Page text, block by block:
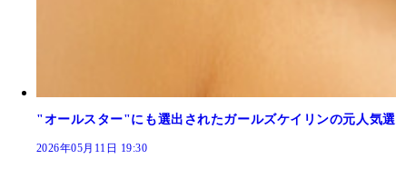
"オールスター"にも選出されたガールズケイリンの元人気
2026年05月11日 19:30